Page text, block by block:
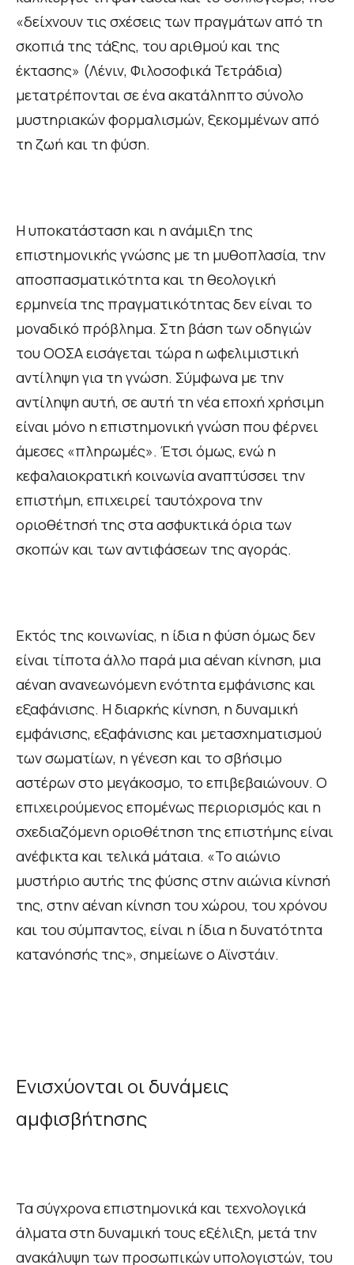
«δείχνουν τις σχέσεις των πραγμάτων από τη
σκοπιά της τάξης, του αριθμού και της
έκτασης» (Λένιν, Φιλοσοφικά Τετράδια)
μετατρέπονται σε ένα ακατάληπτο σύνολο
μυστηριακών φορμαλισμών, ξεκομμένων από
τη ζωή και τη φύση.
Η υποκατάσταση και η ανάμιξη της
επιστημονικής γνώσης με τη μυθοπλασία, την
αποσπασματικότητα και τη θεολογική
ερμηνεία της πραγματικότητας δεν είναι το
μοναδικό πρόβλημα. Στη βάση των οδηγιών
του ΟΟΣΑ εισάγεται τώρα η ωφελιμιστική
αντίληψη για τη γνώση. Σύμφωνα με την
αντίληψη αυτή, σε αυτή τη νέα εποχή χρήσιμη
είναι μόνο η επιστημονική γνώση που φέρνει
άμεσες «πληρωμές». Έτσι όμως, ενώ η
κεφαλαιοκρατική κοινωνία αναπτύσσει την
επιστήμη, επιχειρεί ταυτόχρονα την
οριοθέτησή της στα ασφυκτικά όρια των
σκοπών και των αντιφάσεων της αγοράς.
Εκτός της κοινωνίας, η ίδια η φύση όμως δεν
είναι τίποτα άλλο παρά μια αέναη κίνηση, μια
αέναη ανανεωνόμενη ενότητα εμφάνισης και
εξαφάνισης. Η διαρκής κίνηση, η δυναμική
εμφάνισης, εξαφάνισης και μετασχηματισμού
των σωματίων, η γένεση και το σβήσιμο
αστέρων στο μεγάκοσμο, το επιβεβαιώνουν. Ο
επιχειρούμενος επομένως περιορισμός και η
σχεδιαζόμενη οριοθέτηση της επιστήμης είναι
ανέφικτα και τελικά μάταια. «Το αιώνιο
μυστήριο αυτής της φύσης στην αιώνια κίνησή
της, στην αέναη κίνηση του χώρου, του χρόνου
και του σύμπαντος, είναι η ίδια η δυνατότητα
κατανόησής της», σημείωνε ο Αϊνστάιν.
Ενισχύονται οι δυνάμεις
αμφισβήτησης
Τα σύγχρονα επιστημονικά και τεχνολογικά
άλματα στη δυναμική τους εξέλιξη, μετά την
ανακάλυψη των προσωπικών υπολογιστών, του